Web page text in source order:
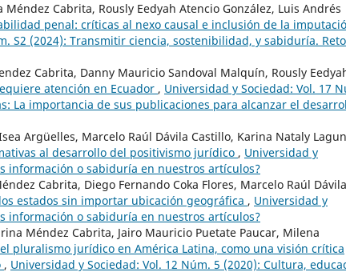
Cabrita, Rously Eedyah Atencio González, Luis Andrés
penal: críticas al nexo causal e inclusión de la
S2 (2024): Transmitir ciencia, sostenibilidad, y sabiduría.
Cabrita, Danny Mauricio Sandoval Malquín, Rously
atención en Ecuador , Universidad y Sociedad: Vol. 17
La importancia de sus publicaciones para alcanzar el
Argüelles, Marcelo Raúl Dávila Castillo, Karina Nataly
al desarrollo del positivismo jurídico , Universidad y
información o sabiduría en nuestros artículos?
Cabrita, Diego Fernando Coka Flores, Marcelo Raúl Dávila
estados sin importar ubicación geográfica , Universidad y
información o sabiduría en nuestros artículos?
Méndez Cabrita, Jairo Mauricio Puetate Paucar, Milena
pluralismo jurídico en América Latina, como una visión crítica
, Universidad y Sociedad: Vol. 12 Núm. 5 (2020): Cultura,